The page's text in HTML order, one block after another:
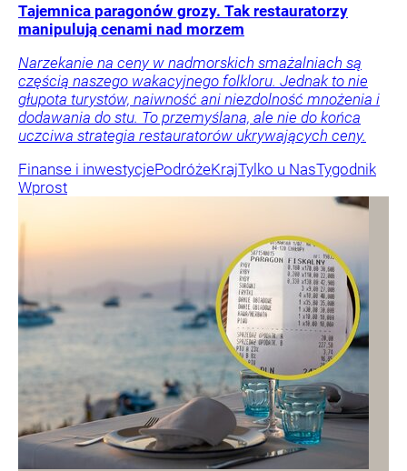
Tajemnica paragonów grozy. Tak restauratorzy
manipulują cenami nad morzem
Narzekanie na ceny w nadmorskich smażalniach są
częścią naszego wakacyjnego folkloru. Jednak to nie
głupota turystów, naiwność ani niezdolność mnożenia i
dodawania do stu. To przemyślana, ale nie do końca
uczciwa strategia restauratorów ukrywających ceny.
Finanse i inwestycjePodróżeKrajTylko u NasTygodnik
Wprost